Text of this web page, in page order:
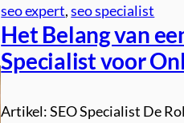
seo expert, seo specialist
Het Belang van
Specialist voor
Artikel: SEO Specialist De